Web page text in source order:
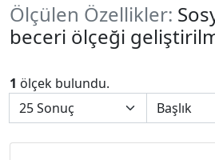
Ölçülen Özellikler:
beceri ölçeği
1 ölçek bulundu.